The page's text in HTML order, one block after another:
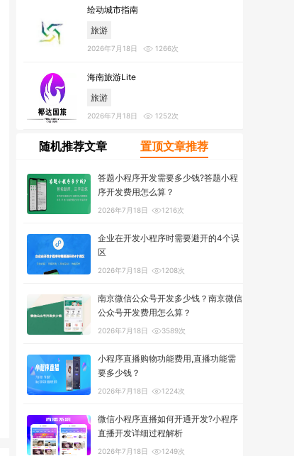
绘动城市指南
旅游
2026年7月18日 1266次
海南旅游Lite
旅游
2026年7月18日 1252次
随机推荐文章 置顶文章推荐
答题小程序开发需要多少钱?答题小程
序开发费用怎么算？
2026年7月18日 1216次
企业在开发小程序时需要避开的4个误
区
2026年7月18日 1208次
南京微信公众号开发多少钱？南京微信
公众号开发费用怎么算？
2026年7月18日 3589次
小程序直播购物功能费用,直播功能需
要多少钱？
2026年7月18日 1224次
微信小程序直播如何开通开发?小程序
直播开发详细过程解析
2026年7月18日 1249次